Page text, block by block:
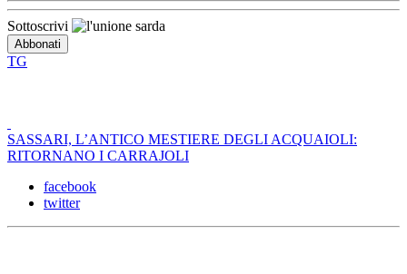
Sottoscrivi
TG
SASSARI, L’ANTICO MESTIERE DEGLI ACQUAIOLI:
RITORNANO I CARRAJOLI
facebook
twitter